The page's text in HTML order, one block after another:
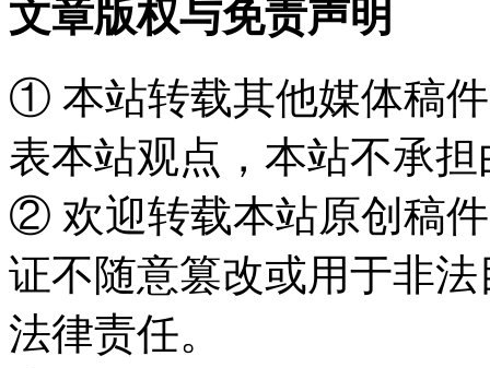
文章版权与免责声明
① 本站转载其他媒体稿
表本站观点，本站不承
② 欢迎转载本站原创稿
证不随意篡改或用于非
法律责任。